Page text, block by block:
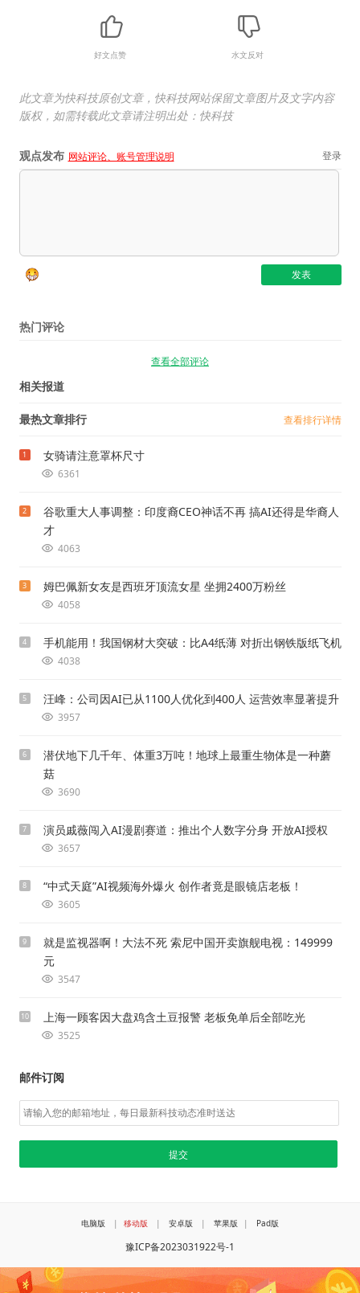
好文点赞 水文反对
此文章为快科技原创文章，快科技网站保留文章图片及文字内容
版权，如需转载此文章请注明出处：快科技
观点发布 网站评论、账号管理说明 登录
热门评论
查看全部评论
相关报道
最热文章排行 查看排行详情
1 女骑请注意罩杯尺寸
6361
2
谷歌重大人事调整：印度裔CEO神话不再 搞AI还得是华裔人
才
4063
3 姆巴佩新女友是西班牙顶流女星 坐拥2400万粉丝
4058
4 手机能用！我国钢材大突破：比A4纸薄 对折出钢铁版纸飞机
4038
5 汪峰：公司因AI已从1100人优化到400人 运营效率显著提升
3957
6
潜伏地下几千年、体重3万吨！地球上最重生物体是一种蘑
菇
3690
7 演员戚薇闯入AI漫剧赛道：推出个人数字分身 开放AI授权
3657
8 “中式天庭”AI视频海外爆火 创作者竟是眼镜店老板！
3605
9
就是监视器啊！大法不死 索尼中国开卖旗舰电视：149999
元
3547
10 上海一顾客因大盘鸡含土豆报警 老板免单后全部吃光
3525
邮件订阅
电脑版 | 移动版 | 安卓版 | 苹果版 | Pad版
豫ICP备2023031922号-1